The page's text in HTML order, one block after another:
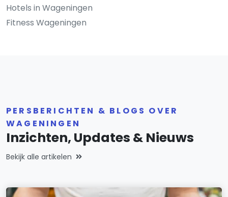
Hotels in Wageningen
Fitness Wageningen
PERSBERICHTEN & BLOGS OVER
WAGENINGEN
Inzichten, Updates & Nieuws
Bekijk alle artikelen